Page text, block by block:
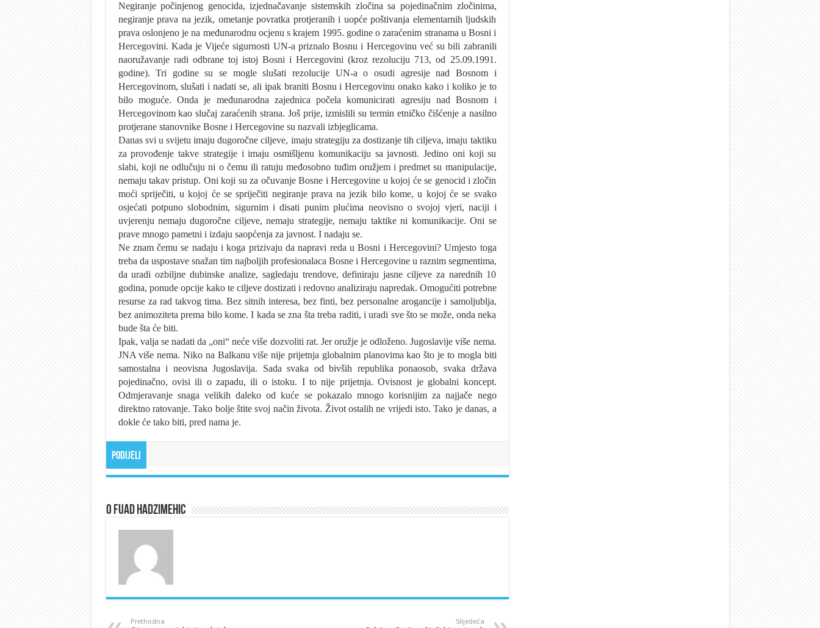
Negiranje počinjenog genocida, izjednačavanje sistemskih zločina sa pojedinačnim zločinima,
negiranje prava na jezik, ometanje povratka protjeranih i uopće poštivanja elementarnih ljudskih
prava oslonjeno je na međunarodnu ocjenu s krajem 1995. godine o zaraćenim stranama u Bosni i
Hercegovini. Kada je Vijeće sigurnosti UN-a priznalo Bosnu i Hercegovinu već su bili zabranili
naoružavanje radi odbrane toj istoj Bosni i Hercegovini (kroz rezoluciju 713, od 25.09.1991.
godine). Tri godine su se mogle slušati rezolucije UN-a o osudi agresije nad Bosnom i
Hercegovinom, slušati i nadati se, ali ipak braniti Bosnu i Hercegovinu onako kako i koliko je to
bilo moguće. Onda je međunarodna zajednica počela komunicirati agresiju nad Bosnom i
Hercegovinom kao slučaj zaraćenih strana. Još prije, izmislili su termin etničko čišćenje a nasilno
protjerane stanovnike Bosne i Hercegovine su nazvali izbjeglicama.
Danas svi u svijetu imaju dugoročne ciljeve, imaju strategiju za dostizanje tih ciljeva, imaju taktiku
za provođenje takve strategije i imaju osmišljenu komunikaciju sa javnosti. Jedino oni koji su
slabi, koji ne odlučuju ni o čemu ili ratuju međosobno tuđim oružjem i predmet su manipulacije,
nemaju takav pristup. Oni koji su za očuvanje Bosne i Hercegovine u kojoj će se genocid i zločin
moći spriječiti, u kojoj će se spriječiti negiranje prava na jezik bilo kome, u kojoj će se svako
osjećati potpuno slobodnim, sigurnim i disati punim plućima neovisno o svojoj vjeri, naciji i
uvjerenju nemaju dugoročne ciljeve, nemaju strategije, nemaju taktike ni komunikacije. Oni se
prave mnogo pametni i izdaju saopćenja za javnost. I nadaju se.
Ne znam čemu se nadaju i koga prizivaju da napravi reda u Bosni i Hercegovini? Umjesto toga
treba da uspostave snažan tim najboljih profesionalaca Bosne i Hercegovine u raznim segmentima,
da uradi ozbiljne dubinske analize, sagledaju trendove, definiraju jasne ciljeve za narednih 10
godina, ponude opcije kako te ciljeve dostizati i redovno analiziraju napredak. Omogućiti potrebne
resurse za rad takvog tima. Bez sitnih interesa, bez finti, bez personalne arogancije i samoljublja,
bez animoziteta prema bilo kome. I kada se zna šta treba raditi, i uradi sve što se može, onda neka
bude šta će biti.
Ipak, valja se nadati da „oni“ neće više dozvoliti rat. Jer oružje je odloženo. Jugoslavije više nema.
JNA više nema. Niko na Balkanu više nije prijetnja globalnim planovima kao što je to mogla biti
samostalna i neovisna Jugoslavija. Sada svaka od bivših republika ponaosob, svaka država
pojedinačno, ovisi ili o zapadu, ili o istoku. I to nije prijetnja. Ovisnost je globalni koncept.
Odmjeravanje snaga velikih daleko od kuće se pokazalo mnogo korisnijim za najjače nego
direktno ratovanje. Tako bolje štite svoj način života. Život ostalih ne vrijedi isto. Tako je danas, a
dokle će tako biti, pred nama je.
Podijeli
O Fuad Hadzimehic
Prethodna Slijedeća